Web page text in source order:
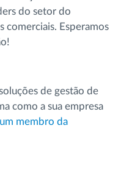
do setor do
comerciais. Esperamos
de gestão de
como a sua empresa
membro da